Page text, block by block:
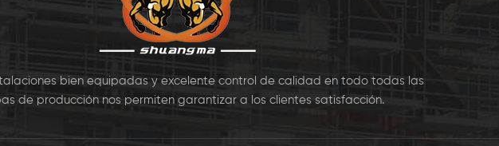
bien equipadas y excelente control de calidad en todo todas las
de producción nos permiten garantizar a los clientes satisfacción.